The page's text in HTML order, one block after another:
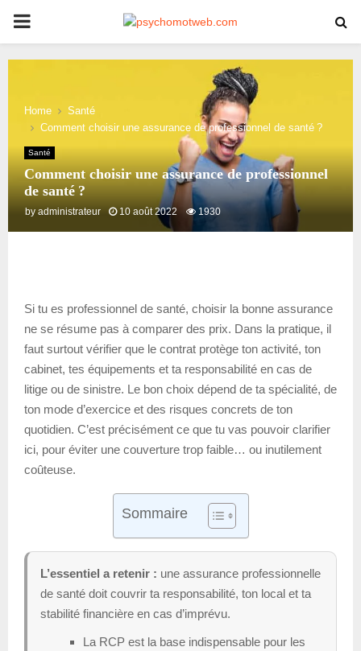
PRIMARY
MENU
Home
Santé
Comment choisir une assurance de professionnel de santé ?
Santé
Comment choisir une assurance de professionnel
de santé ?
by administrateur 10 août 2022 1930
Si tu es professionnel de santé, choisir la bonne assurance
ne se résume pas à comparer des prix. Dans la pratique, il
faut surtout vérifier que le contrat protège ton activité, ton
cabinet, tes équipements et ta responsabilité en cas de
litige ou de sinistre. Le bon choix dépend de ta spécialité, de
ton mode d’exercice et des risques concrets de ton
quotidien. C’est précisément ce que tu vas pouvoir clarifier
ici, pour éviter une couverture trop faible… ou inutilement
coûteuse.
Sommaire
L’essentiel a retenir : une assurance professionnelle
de santé doit couvrir ta responsabilité, ton local et ta
stabilité financière en cas d’imprévu.
La RCP est la base indispensable pour les